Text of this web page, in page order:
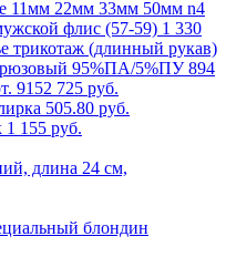
1 330
894
725 руб.
505.80 руб.
1 155 руб.